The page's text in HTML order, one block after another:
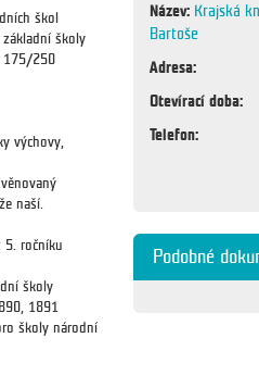
škol
základní školy
175/250
výchovy,
naší.
5. ročníku
školy
1891
školy národní
Název: Krajská
Bartoše
Adresa:
Otevírací doba:
Telefon:
Podobné